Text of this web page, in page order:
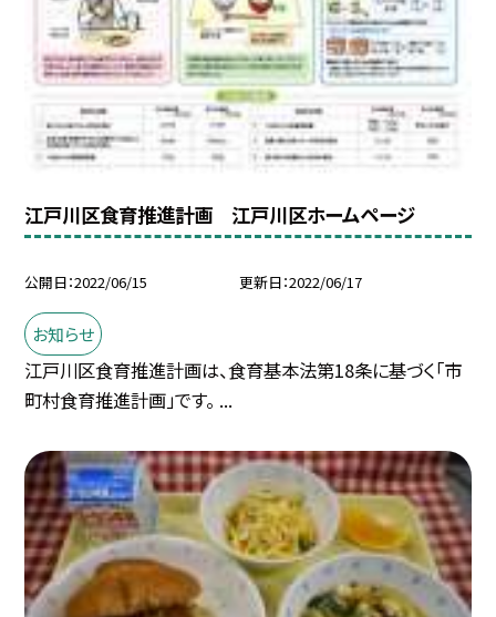
江戸川区食育推進計画 江戸川区ホームページ
公開日 2022/06/15 更新日 2022/06/17
お知らせ
江戸川区食育推進計画は、食育基本法第18条に基づく「市
町村食育推進計画」です。 ...